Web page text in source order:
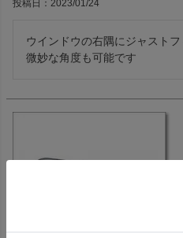
投稿日 2023/01/24
ウインドウの右隅にジャスト
微妙な角度も可能です